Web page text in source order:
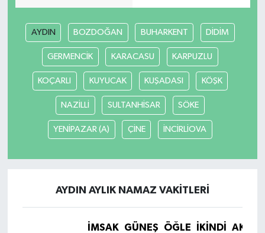
AYDIN BOZDOĞAN BUHARKENT DİDİM
GERMENCİK KARACASU KARPUZLU
KOÇARLI KUYUCAK KUŞADASI KÖŞK
NAZİLLİ SULTANHİSAR SÖKE
YENİPAZAR (A) ÇİNE İNCİRLİOVA
AYDIN AYLIK NAMAZ VAKITLERI
İMSAK GÜNEŞ ÖĞLE İKINDI